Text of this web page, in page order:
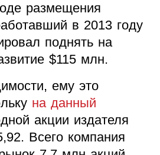
размещения
в 2013 году
поднять на
$115 млн.
ему это
на данный
акции издателя
Всего компания